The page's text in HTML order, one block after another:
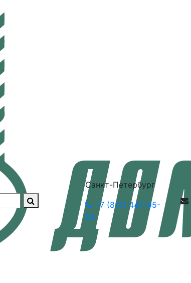
Санкт-Петербург
+7 (812) 447-95-
55